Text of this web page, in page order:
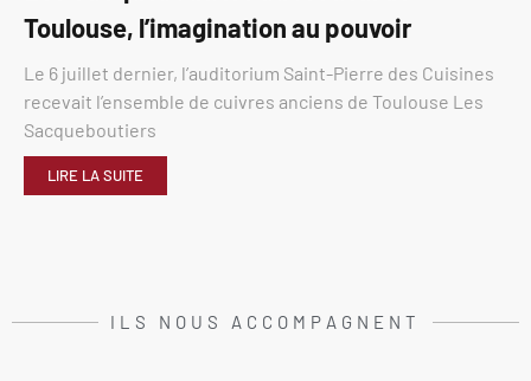
Toulouse, l’imagination au pouvoir
Le 6 juillet dernier, l’auditorium Saint-Pierre des Cuisines
recevait l’ensemble de cuivres anciens de Toulouse Les
Sacqueboutiers
LIRE LA SUITE
ILS NOUS ACCOMPAGNENT